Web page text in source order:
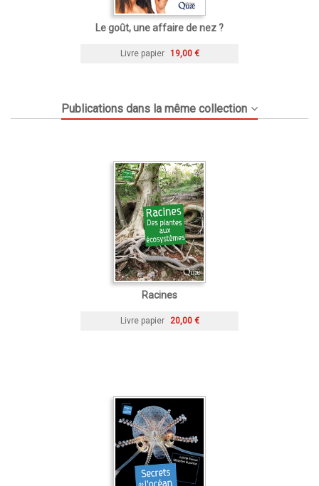
Le goût, une affaire de nez ?
Livre papier 19,00 €
Publications dans la même collection
Racines
Livre papier 20,00 €